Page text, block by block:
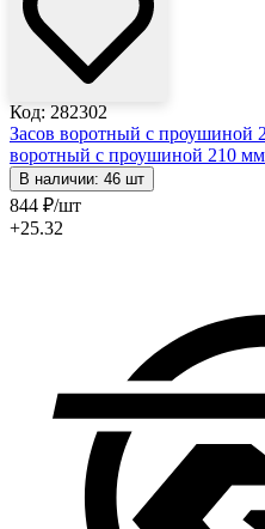
Код: 282302
Засов воротный с проушиной
воротный с проушиной 210
В наличии: 46 шт
844 ₽/шт
+25.32